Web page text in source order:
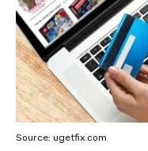
Source: ugetfix.com